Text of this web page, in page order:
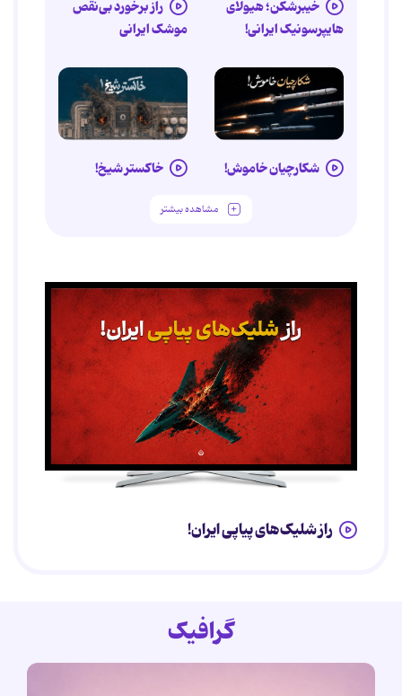
خیبرشکن؛ هیولای
هایپرسونیک ایرانی!
راز برخورد بی‌نقص
موشک ایرانی
شکارچیان خاموش! خاکستر شیخ!
مشاهده بیشتر
راز شلیک‌های پیاپی ایران!
گرافیک